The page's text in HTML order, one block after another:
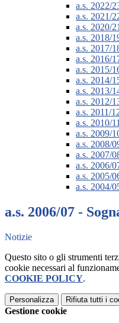
a.s. 2022/
a.s. 2021/
a.s. 2020/
a.s. 2018/
a.s. 2017/
a.s. 2016/
a.s. 2015/
a.s. 2014/
a.s. 2013/
a.s. 2012/
a.s. 2011/
a.s. 2010/
a.s. 2009/
a.s. 2008/
a.s. 2007/
a.s. 2006/
a.s. 2005/
a.s. 2004/
a.s. 2006/07 -
Notizie
Questo sito o gli strumenti
cookie necessari al
COOKIE POLICY.
Personalizza Rifiuta tutti i
Gestione cookie